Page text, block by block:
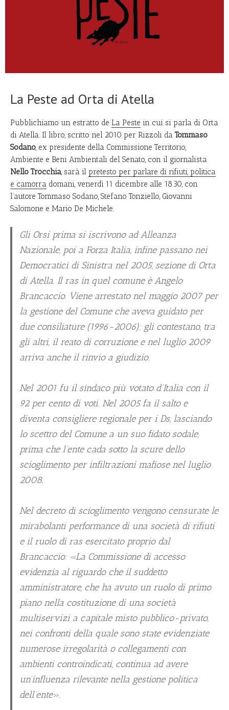
La Peste ad Orta di Atella
Pubblichiamo un estratto de La Peste in cui si parla di Orta
di Atella. Il libro, scritto nel 2010 per Rizzoli da Tommaso
Sodano, ex presidente della Commissione Territorio,
Ambiente e Beni Ambientali del Senato, con il giornalista
Nello Trocchia, sarà il pretesto per parlare di rifiuti, politica
e camorra domani, venerdì 11 dicembre alle 18.30, con
l’autore Tommaso Sodano, Stefano Tonziello, Giovanni
Salomone e Mario De Michele.
Gli Orsi prima si iscrivono ad Alleanza
Nazionale, poi a Forza Italia, infine passano nei
Democratici di Sinistra nel 2005, sezione di Orta
di Atella. Il ras in quel comune è Angelo
Brancaccio. Viene arrestato nel maggio 2007 per
la gestione del Comune che aveva guidato per
due consiliature (1996-2006); gli contestano, tra
gli altri, il reato di corruzione e nel luglio 2009
arriva anche il rinvio a giudizio.
Nel 2001 fu il sindaco più votato d’Italia con il
92 per cento di voti. Nel 2005 fa il salto e
diventa consigliere regionale per i Ds, lasciando
lo scettro del Comune a un suo fidato sodale,
prima che l’ente cada sotto la scure dello
scioglimento per infiltrazioni mafiose nel luglio
2008.
Nel decreto di scioglimento vengono censurate le
mirabolanti performance di una società di rifiuti
e il ruolo di ras esercitato proprio dal
Brancaccio: «La Commissione di accesso
evidenzia al riguardo che il suddetto
amministratore, che ha avuto un ruolo di primo
piano nella costituzione di una società
multiservizi a capitale misto pubblico-privato,
nei confronti della quale sono state evidenziate
numerose irregolarità o collegamenti con
ambienti controindicati, continua ad avere
un’influenza rilevante nella gestione politica
dell’ente».